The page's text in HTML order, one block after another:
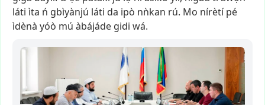
láti ìta ń gbìyànjú láti da ipò nǹkan rú. Mo nírètí pé
ìdènà yóò mú àbájáde gidi wá.